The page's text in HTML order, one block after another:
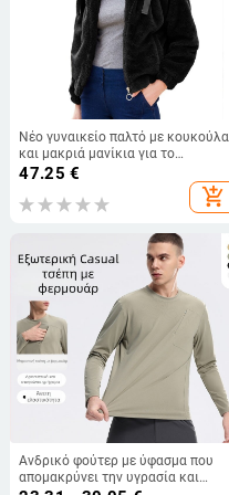
Νέο γυναικείο παλτό με κουκούλα
και μακριά μανίκια για το
φθινόπωρο και τον χειμώνα 2023,
μονόχρωμα crop tops A996
47.25 €
add_shopping_cart
Ανδρικό φούτερ με ύφασμα που
απομακρύνει την υγρασία και